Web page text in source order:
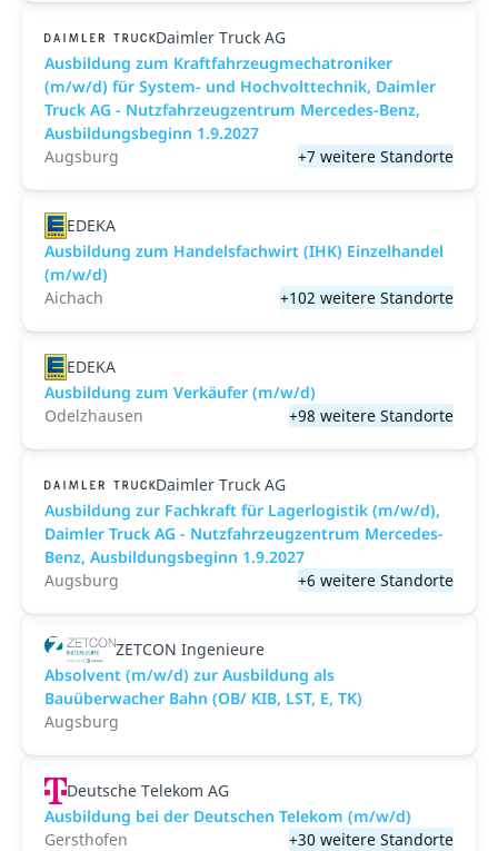
Daimler Truck AG
Ausbildung zum Kraftfahrzeugmechatroniker
(m/w/d) für System- und Hochvolttechnik, Daimler
Truck AG - Nutzfahrzeugzentrum Mercedes-Benz,
Ausbildungsbeginn 1.9.2027
Augsburg
+7 weitere Standorte
EDEKA
Ausbildung zum Handelsfachwirt (IHK) Einzelhandel
(m/w/d)
Aichach
+102 weitere Standorte
EDEKA
Ausbildung zum Verkäufer (m/w/d)
Odelzhausen
+98 weitere Standorte
Daimler Truck AG
Ausbildung zur Fachkraft für Lagerlogistik (m/w/d),
Daimler Truck AG - Nutzfahrzeugzentrum Mercedes-
Benz, Ausbildungsbeginn 1.9.2027
Augsburg
+6 weitere Standorte
ZETCON Ingenieure
Absolvent (m/w/d) zur Ausbildung als
Bauüberwacher Bahn (OB/ KIB, LST, E, TK)
Augsburg
Deutsche Telekom AG
Ausbildung bei der Deutschen Telekom (m/w/d)
Gersthofen
+30 weitere Standorte